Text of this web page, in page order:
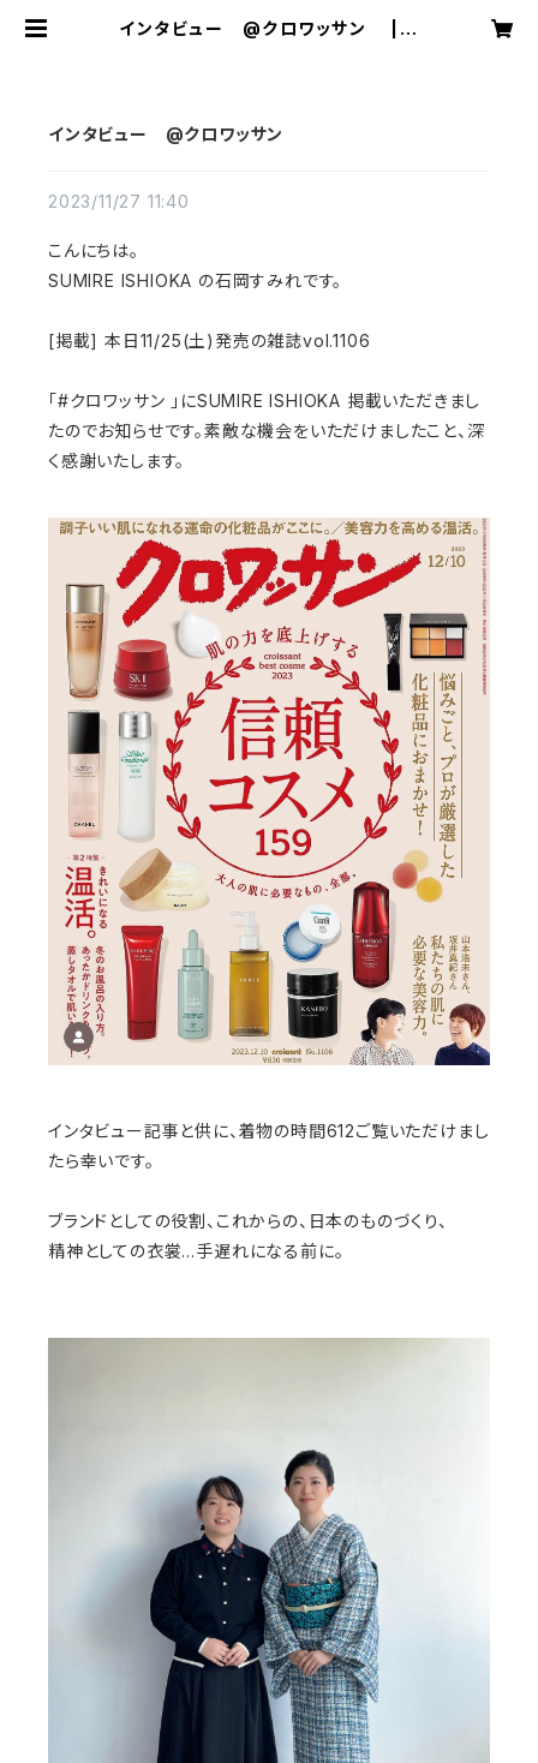
インタビュー @クロワッサン | S
インタビュー @クロワッサン
2023/11/27 11:40
こんにちは。
SUMIRE ISHIOKA の石岡すみれです。
[掲載] 本日11/25(土)発売の雑誌vol.1106
「#クロワッサン 」にSUMIRE ISHIOKA 掲載いただきまし
たのでお知らせです。素敵な機会をいただけましたこと、深
く感謝いたします。
インタビュー記事と供に、着物の時間612ご覧いただけまし
たら幸いです。
ブランドとしての役割、これからの、日本のものづくり、
精神としての衣裳…手遅れになる前に。